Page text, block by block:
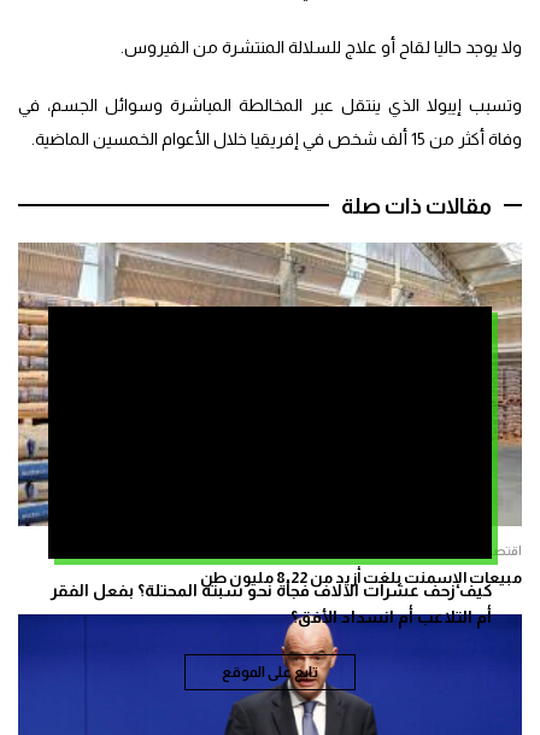
كيف زحف عشرات الالاف فجأة نحو سبتة المحتلة؟ بفعل الفقر
أم التلاعب أم انسداد الأفق؟
تابع على الموقع
ولا يوجد حاليا لقاح أو علاج للسلالة المنتشرة من الفيروس.
وتسبب إيبولا الذي ينتقل عبر المخالطة المباشرة وسوائل الجسم، في
وفاة أكثر من 15 ألف شخص في إفريقيا خلال الأعوام الخمسين الماضية.
مقالات ذات صلة
اقتصاد
مبيعات الإسمنت بلغت أزيد من 8,22 مليون طن